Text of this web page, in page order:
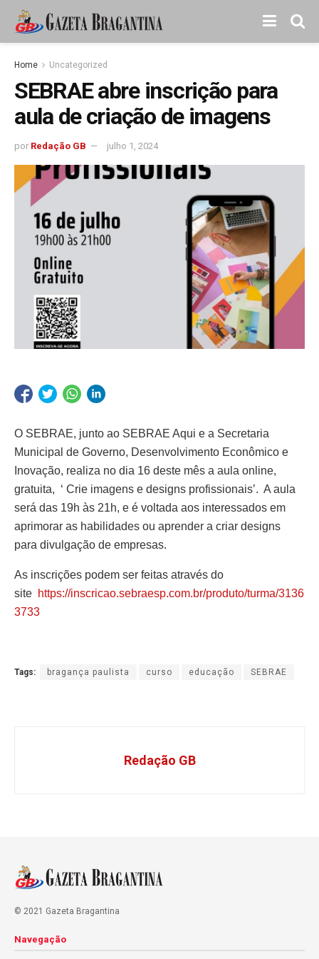
Home Uncategorized
SEBRAE abre inscrição para
aula de criação de imagens
por Redação GB julho 1, 2024
O SEBRAE, junto ao SEBRAE Aqui e a Secretaria
Municipal de Governo, Desenvolvimento Econômico e
Inovação, realiza no dia 16 deste mês a aula online,
gratuita, ‘ Crie imagens e designs profissionais’. A aula
será das 19h às 21h, e é voltada aos interessados em
aprimorar as habilidades ou aprender a criar designs
para divulgação de empresas.
As inscrições podem ser feitas através do
site https://inscricao.sebraesp.com.br/produto/turma/3136
3733
Tags: bragança paulista curso educação SEBRAE
Redação GB
© 2021 Gazeta Bragantina
Navegação